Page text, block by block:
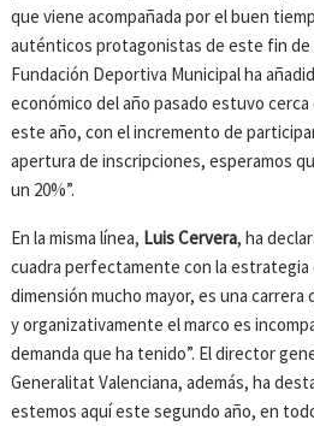
que viene acompañada por el buen
auténticos protagonistas de este fin de
Fundación Deportiva Municipal ha
económico del año pasado estuvo
este año, con el incremento de
apertura de inscripciones, esperamos
un 20%”.
En la misma línea, Luis Cervera, ha
cuadra perfectamente con la estrategia
dimensión mucho mayor, es una
y organizativamente el marco es
demanda que ha tenido”. El director
Generalitat Valenciana, además, ha
estemos aquí este segundo año, en